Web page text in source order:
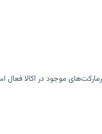
موجود در اکالا فعال